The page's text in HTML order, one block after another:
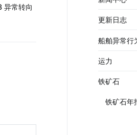
常转向
更新日志
船舶异常行
运力
铁矿石
铁矿石年